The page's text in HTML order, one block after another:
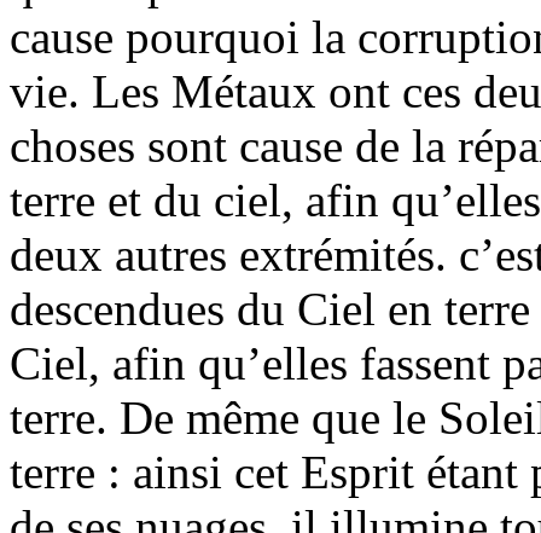
cause pourquoi la
vie. Les Métaux ont ces
choses sont cause de la
terre et du ciel, afin
deux autres extrémités.
descendues du Ciel en
Ciel, afin qu’elles fassent
terre. De même que le
terre : ainsi cet Esprit étant